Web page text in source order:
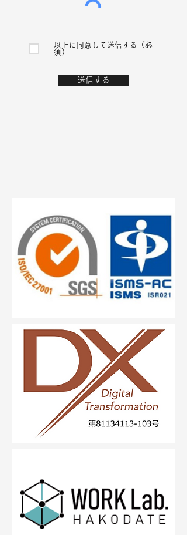
以上に同意して送信する（必
須）
送信する